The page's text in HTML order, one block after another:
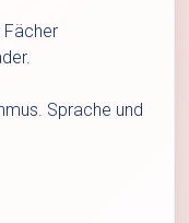
Fächer
Sprache und